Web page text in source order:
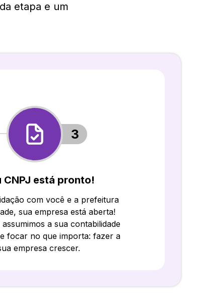
etapa e um
3
CNPJ está pronto!
com você e a prefeitura
sua empresa está aberta!
a sua contabilidade
focar no que importa: fazer a
empresa crescer.